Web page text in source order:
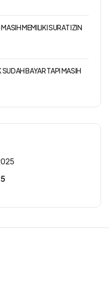
MEMILIKI SURAT IZIN
BAYAR TAPI MASIH